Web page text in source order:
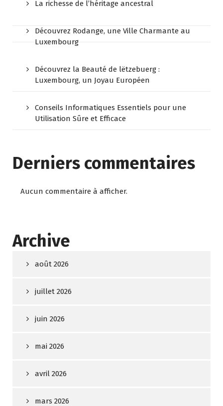
La richesse de l’héritage ancestral
Découvrez Rodange, une Ville Charmante au
Luxembourg
Découvrez la Beauté de lëtzebuerg :
Luxembourg, un Joyau Européen
Conseils Informatiques Essentiels pour une
Utilisation Sûre et Efficace
Derniers commentaires
Aucun commentaire à afficher.
Archive
août 2026
juillet 2026
juin 2026
mai 2026
avril 2026
mars 2026